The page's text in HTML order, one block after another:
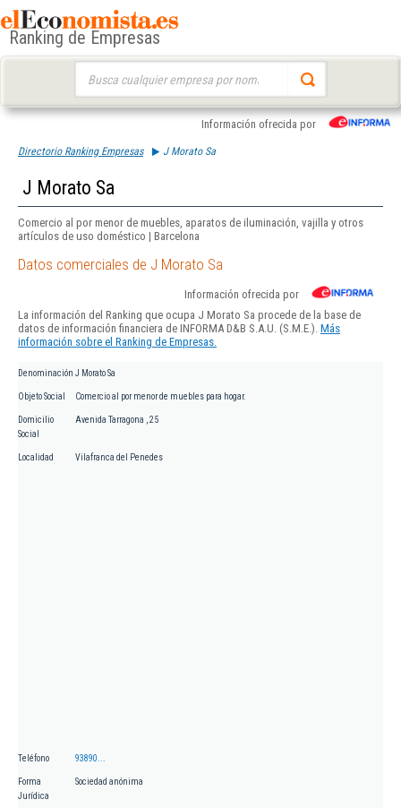
Ranking de Empresas
Información ofrecida por
Directorio Ranking Empresas J Morato Sa
J Morato Sa
Comercio al por menor de muebles, aparatos de iluminación, vajilla y otros
artículos de uso doméstico | Barcelona
Datos comerciales de J Morato Sa
Información ofrecida por
La información del Ranking que ocupa J Morato Sa procede de la base de
datos de información financiera de INFORMA D&B S.A.U. (S.M.E.). Más
información sobre el Ranking de Empresas.
Denominación J Morato Sa
Objeto Social Comercio al por menor de muebles para hogar.
Domicilio
Social
Avenida Tarragona , 25
Localidad Vilafranca del Penedes
Teléfono 93890...
Forma
Jurídica
Sociedad anónima